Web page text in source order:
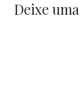
Deixe